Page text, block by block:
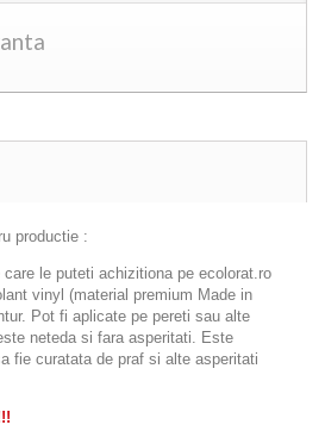
productie :
le puteti achizitiona pe ecolorat.ro
vinyl (material premium Made in
Pot fi aplicate pe pereti sau alte
neteda si fara asperitati. Este
fie curatata de praf si alte asperitati